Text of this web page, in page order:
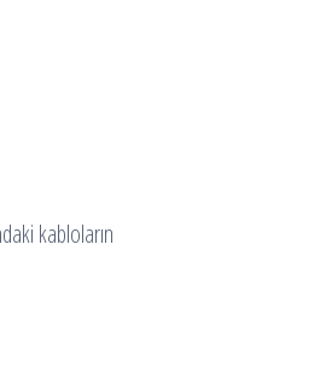
kabloların